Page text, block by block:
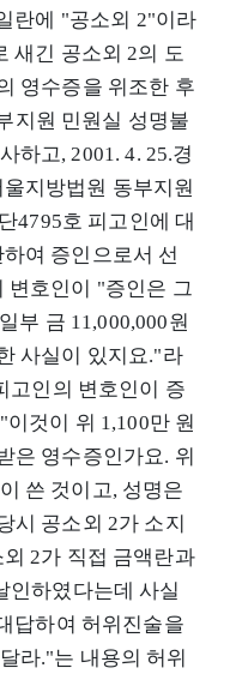
란에 "공소외 2"이라
새긴 공소외 2의 도
영수증을 위조한 후
지원 민원실 성명불
하고, 2001. 4. 25.경
지방법원 동부지원
4795호 피고인에 대
여 증인으로서 선
변호인이 "증인은 그
부 금 11,000,000원
사실이 있지요."라
고인의 변호인이 증
것이 위 1,100만 원
은 영수증인가요. 위
쓴 것이고, 성명은
시 공소외 2가 소지
2가 직접 금액란과
인하였다는데 사실
답하여 허위진술을
라."는 내용의 허위